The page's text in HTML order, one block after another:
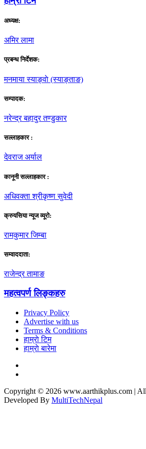
अध्यक्ष:
अमिर लामा
प्रबन्ध निर्देशक:
मनमाया स्याङ्वाे (स्याङ्ताङ)
सम्पादक:
नरेन्द्र बहादुर तण्डुकार
सल्लाहकार :
देवराज अर्याल
कानूनी सल्लाहकार :
अधिवक्ता श्रीकृष्ण सुवेदी
क्रुयसिया न्यूज व्यूराे:
रामकुमार जिम्बा
सम्वाददाता:
राजेन्द्र तामाङ
महत्वपर्ण लिङ्कहरु
Privacy Policy
Advertise with us
Terms & Conditions
हाम्राे टिम
हाम्राे बारेमा
Copyright © 2026 www.aarthikplus.com |
Developed By MultiTechNepal